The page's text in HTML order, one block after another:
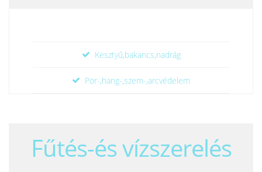
Kesztyű,bakancs,nadrág
Por-,hang-,szem-,arcvédelem
Fűtés-és vízszerelés